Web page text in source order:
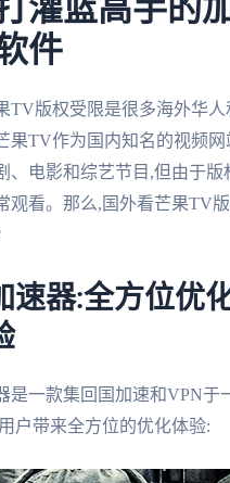
灌篮高手的
件
TV版权受限是很多海外华人
果TV作为国内知名的视频
、电影和综艺节目,但由于版
观看。那么,国外看芒果TV
速器:全方位优
是一款集回国加速和VPN于
户带来全方位的优化体验: